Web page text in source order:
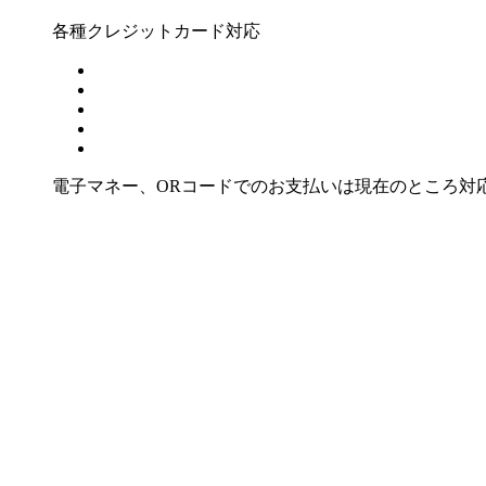
各種クレジットカード対応
電子マネー、ORコードでのお支払いは現在のところ対